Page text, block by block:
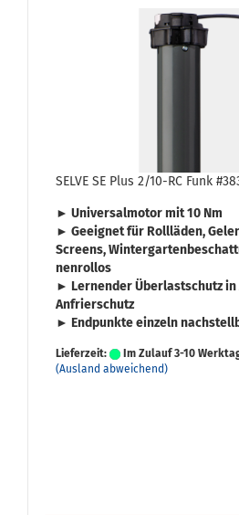
SELVE SE Plus 2/10-RC Funk
► Uni­ver­sal­mo­tor mit10 Nm
► Ge­eig­net für Roll­lä­den,
Screens,
nen­rol­los
► Ler­nen­derÜber­last­schutzin
An­frier­schutz
► End­punk­te ein­zeln
Lieferzeit:
Im Zulauf 3-10
(Ausland abweichend)